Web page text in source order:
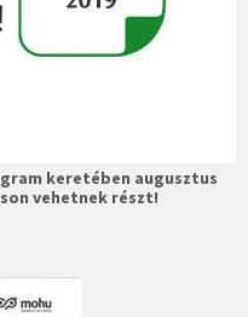
keretében augusztus
vehetnek részt!